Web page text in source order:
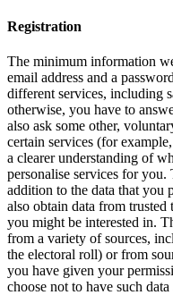
Registration
The minimum information
email address and a
different services, including
otherwise, you have to
also ask some other,
certain services (for
a clearer understanding of
personalise services for
addition to the data that you
also obtain data from
you might be interested in.
from a variety of sources,
the electoral roll) or from
you have given your
choose not to have such